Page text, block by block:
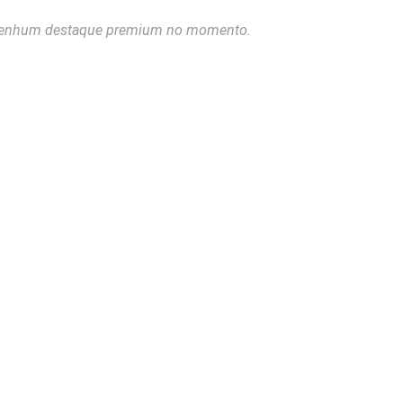
destaque premium no momento.